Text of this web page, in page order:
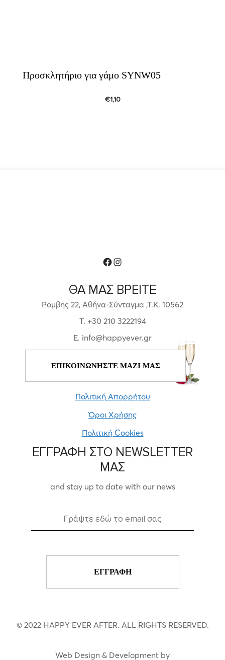
Προσκλητήριο για γάμο SYNW05
€1,10
ΘΑ ΜΑΣ ΒΡΕΙΤΕ
Ρομβης 22, Αθήνα-Σύνταγμα ,Τ.Κ. 10562
T. +30 210 3222194
E. info@happyever.gr
ΕΠΙΚΟΙΝΩΝΗΣΤΕ ΜΑΖΙ ΜΑΣ
Πολιτική Απορρήτου
Όροι Χρήσης
Πολιτική Cookies
Facebook
Instagram
ΕΓΓΡΑΦΗ ΣΤΟ NEWSLETTER
ΜΑΣ
and stay up to date with our news
© 2022 HAPPY EVER AFTER. ALL RIGHTS RESERVED.
Web Design & Development by